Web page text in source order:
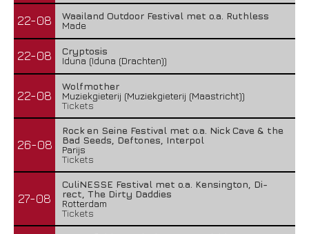
22-08
Waailand Outdoor Festival met o.a. Ruthless
Made
22-08
Cryptosis
Iduna (Iduna (Drachten))
22-08
Wolfmother
Muziekgieterij (Muziekgieterij (Maastricht))
Tickets
26-08
Rock en Seine Festival met o.a. Nick Cave & the
Bad Seeds, Deftones, Interpol
Parijs
Tickets
27-08
CuliNESSE Festival met o.a. Kensington, Di-
rect, The Dirty Daddies
Rotterdam
Tickets